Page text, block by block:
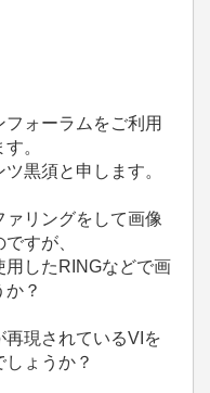
ォーラムをご利用
。
黒須と申します。
リングをして画像
すが、
したRINGなどで画
？
再現されているVIを
ょうか？